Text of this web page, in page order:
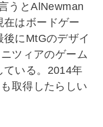
うとAlNewman
はボードゲー
にMtGのデザイ
ツィアのゲーム
ている。2014年
取得したらしい